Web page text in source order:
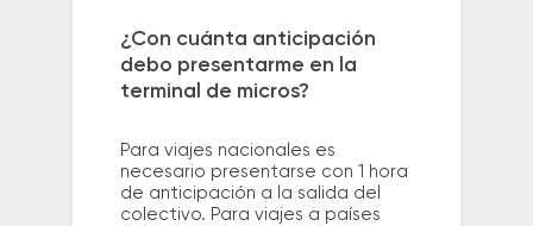
¿Con cuánta anticipación
debo presentarme en la
terminal de micros?
Para viajes nacionales es
necesario presentarse con 1 hora
de anticipación a la salida del
colectivo. Para viajes a países